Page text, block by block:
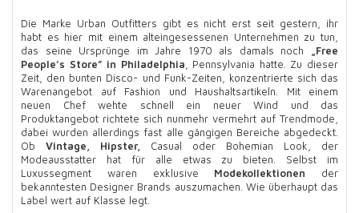
Die Marke Urban Outfitters gibt es nicht erst seit gestern, ihr
habt es hier mit einem alteingesessenen Unternehmen zu tun,
das seine Ursprünge im Jahre 1970 als damals noch
„Free
People’s Store” in Philadelphia , Pennsylvania hatte. Zu dieser
Zeit, den bunten Disco- und Funk-Zeiten, konzentrierte sich das
Warenangebot auf Fashion und Haushaltsartikeln. Mit einem
neuen Chef wehte schnell ein neuer Wind und das
Produktangebot richtete sich nunmehr vermehrt auf Trendmode,
dabei wurden allerdings fast alle gängigen Bereiche abgedeckt.
Ob Vintage, Hipster,
Casual oder Bohemian Look, der
Modeausstatter hat für alle etwas zu bieten. Selbst im
Luxussegment waren exklusive Modekollektionen der
bekanntesten Designer Brands auszumachen. Wie überhaupt das
Label wert auf Klasse legt.